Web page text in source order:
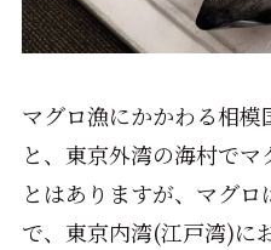
マグロ漁にかかわる相
と、東京外湾の海村で
とはありますが、マグ
で、東京内湾(江戸湾)に